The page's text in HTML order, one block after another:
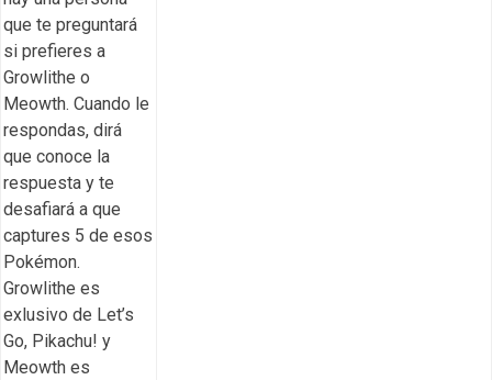
que te preguntará
si prefieres a
Growlithe o
Meowth. Cuando le
respondas, dirá
que conoce la
respuesta y te
desafiará a que
captures 5 de esos
Pokémon.
Growlithe es
exlusivo de Let’s
Go, Pikachu! y
Meowth es